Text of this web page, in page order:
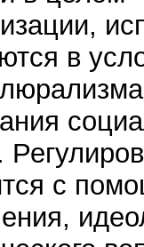
в
с